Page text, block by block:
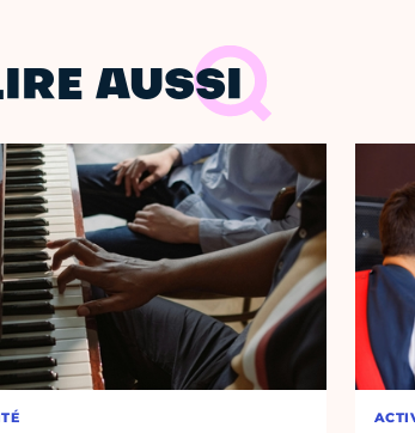
AUSSI